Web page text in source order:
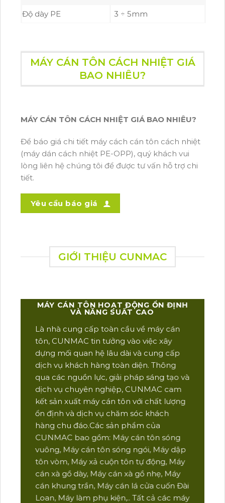
Độ dày PE 3 ÷ 5mm
MÁY CÁN TÔN CÁCH NHIỆT GIÁ
BAO NHIÊU?
MÁY CÁN TÔN CÁCH NHIỆT GIÁ BAO NHIÊU?
Để báo giá chi tiết máy cách cán tôn cách nhiệt
(máy dán cách nhiệt PE-OPP), quý khách vui
lòng liên hệ chúng tôi để được tư vấn hỗ trợ chi
tiết.
Yêu cầu báo giá
GIỚI THIỆU CUNMAC
MÁY CÁN TÔN HOẠT ĐỘNG ỔN ĐỊNH
VÀ NĂNG SUẤT CAO
Là nhà cung cấp toàn cầu về máy cán
tôn,CUNMAC tin tưởng vào việc xây
dựng mối quan hệ lâu dài và cung cấp
dịch vụ khách hàng toàn diện. Thông
qua các nguồn lực, giải pháp sáng tạo và
dịch vụ chuyên nghiệp, CUNMAC cam
kết sản xuất máy cán tôn với chất lượng
ổn định và dịch vụ chăm sóc khách
hàng chu đáo.Các sản phẩm của
CUNMAC bao gồm: Máy cán tôn sóng
vuông, Máy cán tôn sóng ngói, Máy dập
tôn vòm, Máy xả cuộn tôn tự động, Máy
cán xà gồ dày, Máy cán xà gồ nhẹ, Máy
cán khung trần, Máy cán lá cửa cuốn Đài
Loan, Máy làm phụ kiện,.. Tất cả các máy